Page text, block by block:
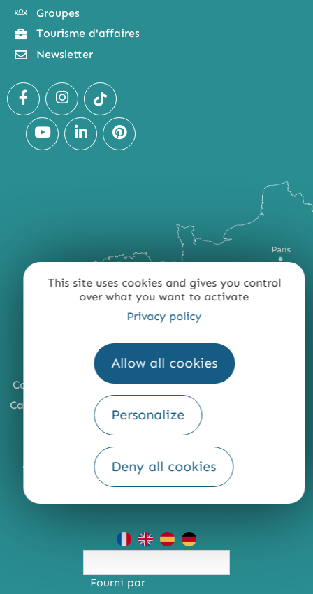
This site uses cookies and gives you control
over what you want to activate
Privacy policy
Allow all cookies
Personalize
Deny all cookies
Groupes
Tourisme d'affaires
Newsletter
Comment venir ?
Carte du territoire
ACCESSIBILITÉ : NON CONFORME PRESSE
QUI SOMMES-NOUS ?
Fourni par